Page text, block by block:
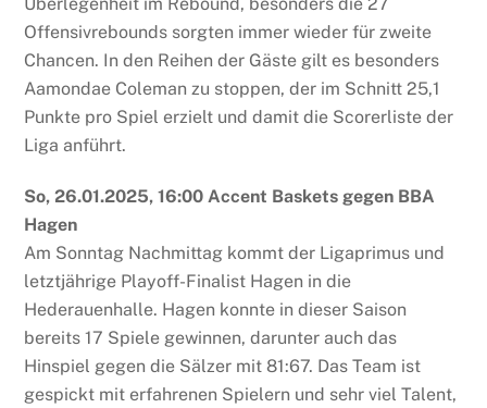
Offensivrebounds sorgten immer wieder für zweite
Chancen. In den Reihen der Gäste gilt es besonders
Aamondae Coleman zu stoppen, der im Schnitt 25,1
Punkte pro Spiel erzielt und damit die Scorerliste der
Liga anführt.
So, 26.01.2025, 16:00 Accent Baskets gegen BBA
Hagen
Am Sonntag Nachmittag kommt der Ligaprimus und
letztjährige Playoff-Finalist Hagen in die
Hederauenhalle. Hagen konnte in dieser Saison
bereits 17 Spiele gewinnen, darunter auch das
Hinspiel gegen die Sälzer mit 81:67. Das Team ist
gespickt mit erfahrenen Spielern und sehr viel Talent,